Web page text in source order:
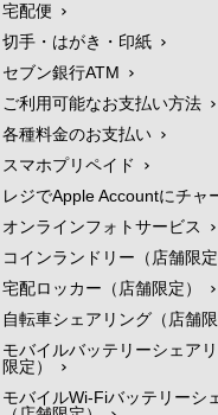
宅配便
切手・はがき・印紙
セブン銀行ATM
ご利用可能なお支払い方法
各種料金のお支払い
スマホプリペイド
レジでApple Accountにチャ
オンラインフォトサービス
コインランドリー（店舗限定
宅配ロッカー（店舗限定）
自転車シェアリング（店舗限
モバイルバッテリーシェア
限定）
モバイルWi-Fiバッテリーシ